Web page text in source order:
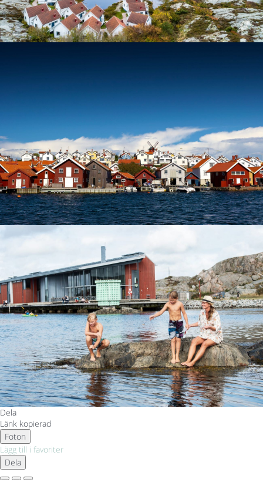
Dela
Länk kopierad
Foton
Lägg till i favoriter
Dela